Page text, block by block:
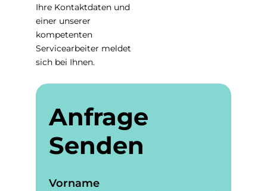
Ihre Kontaktdaten und
einer unserer
kompetenten
Servicearbeiter meldet
sich bei Ihnen.
Anfrage
Senden
Vorname